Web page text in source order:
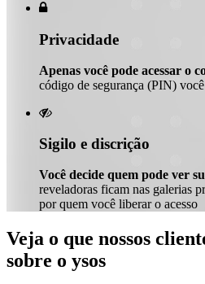

Privacidade
Apenas você pode acessar o
código de segurança (PIN)

Sigilo e discrição
Você decide quem pode ver
reveladoras ficam nas galerias
por quem você liberar o acesso
Veja o que nossos
sobre o ysos